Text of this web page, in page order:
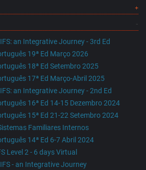
an Integrative Journey - 3rd Ed
19ª Ed Março 2026
18ª Ed Setembro 2025
17ª Ed Março-Abril 2025
an Integrative Journey - 2nd Ed
16ª Ed 14-15 Dezembro 2024
15ª Ed 21-22 Setembro 2024
Familiares Internos
14ª Ed 6-7 Abril 2024
Level 2 - 6 days Virtual
- an Integrative Journey